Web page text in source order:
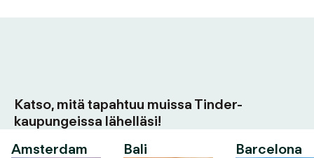
Katso, mitä tapahtuu muissa Tinder-
kaupungeissa lähelläsi!
Amsterdam
Bali Barcelona